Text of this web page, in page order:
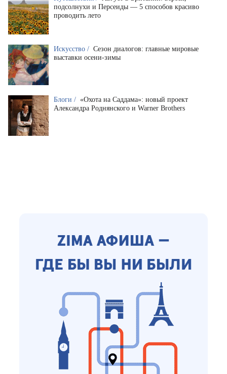
подсолнухи и Персеиды — 5 способов красиво
проводить лето
Искусство / Сезон диалогов: главные мировые
выставки осени-зимы
Блоги / «Охота на Саддама»: новый проект
Александра Роднянского и Warner Brothers